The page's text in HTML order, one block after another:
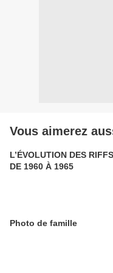
Vous aimerez
L’ÉVOLUTION DES
DE 1960 À 1965
Photo de famille